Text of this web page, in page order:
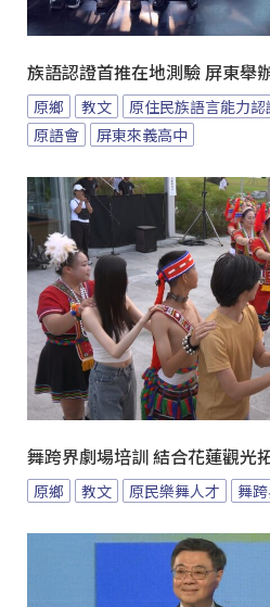
族語認證首推在地測驗 屏東舉
原鄉 教文 原住民族語言能力
原語會
屏東來義高中
舞跨界劇場培訓 結合花蓮觀光
原鄉 教文 原民樂舞人才 舞